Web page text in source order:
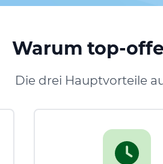
Warum top-
Die drei Hauptvorteile